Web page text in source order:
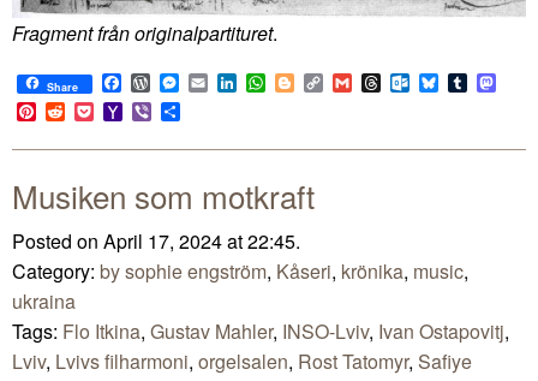
Fragment från originalpartituret.
Share Facebook
WordPress
Messenger
EmailLinkedIn
WhatsApp
BloggerCopy
Link
GmailThreadsOutlook.com
BlueskyTumblr
Pinterest
RedditPocketYahoo
Mail
Viber
Musiken som motkraft
Posted on April 17, 2024 at 22:45.
Category: by sophie engström, Kåseri, krönika, music,
ukraina
Tags: Flo Itkina, Gustav Mahler, INSO-Lviv, Ivan Ostapovitj,
Lviv, Lvivs filharmoni, orgelsalen, Rost Tatomyr, Safiye